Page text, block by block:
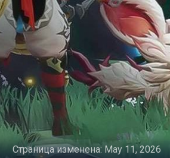
Страница изменена: May 11, 2026